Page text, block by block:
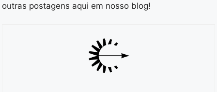
outras postagens aqui em nosso blog!